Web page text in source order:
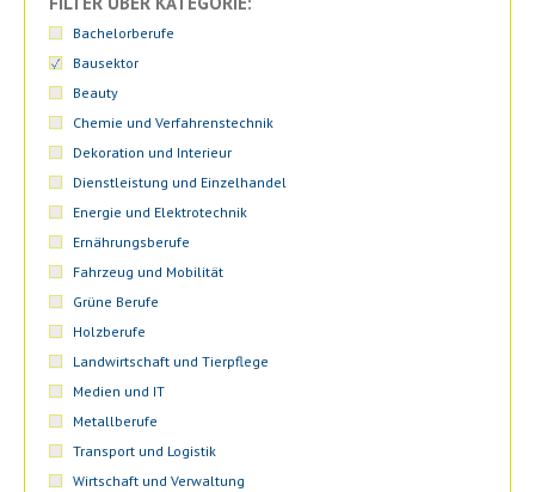
Bachelorberufe
Bausektor
Beauty
Chemie und Verfahrenstechnik
Dekoration und Interieur
Dienstleistung und Einzelhandel
Energie und Elektrotechnik
Ernährungsberufe
Fahrzeug und Mobilität
Grüne Berufe
Holzberufe
Landwirtschaft und Tierpflege
Medien und IT
Metallberufe
Transport und Logistik
Wirtschaft und Verwaltung